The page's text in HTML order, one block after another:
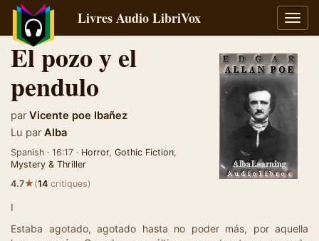
la
Livres Audio LibriVox
El pozo y el
pendulo
par Vicente poe Ibañez
Lu par Alba
Spanish · 16:17 · Horror, Gothic Fiction,
Mystery & Thriller
4.7★(14 critiques)
I
Estaba agotado, agotado hasta no poder más, por aquella